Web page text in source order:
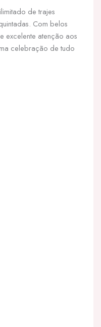
de trajes
Com belos
excelente atenção aos
celebração de tudo